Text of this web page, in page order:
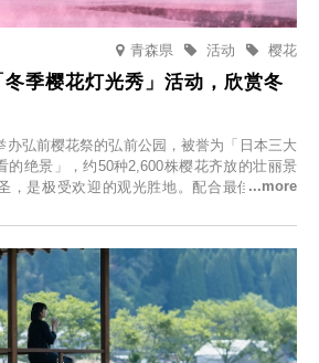
青森県 樱花
活动
季樱花灯光秀」活动，欣赏冬
办弘前樱花祭的弘前公园，被誉为「日本三大
的绝景」，约50种2,600株樱花齐放的壮丽景
，是极受欢迎的观光胜地。配合最佳观雪时